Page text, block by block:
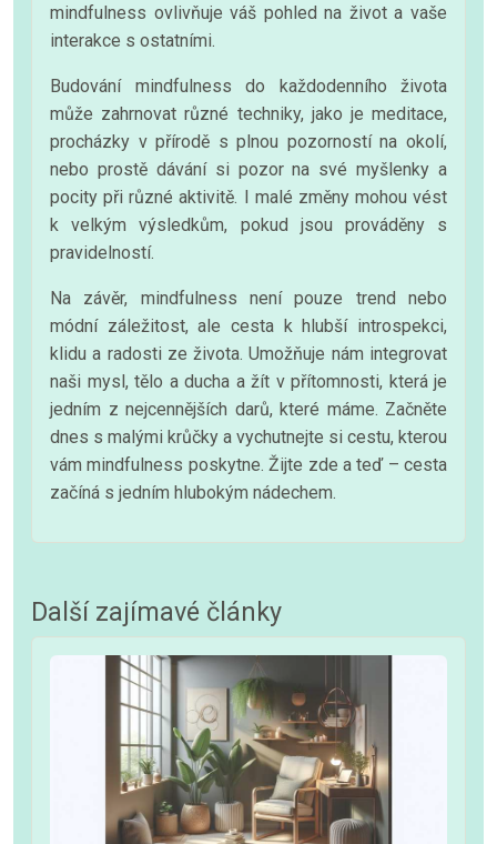
mindfulness ovlivňuje váš pohled na život a vaše
interakce s ostatními.
Budování mindfulness do každodenního života
může zahrnovat různé techniky, jako je meditace,
procházky v přírodě s plnou pozorností na okolí,
nebo prostě dávání si pozor na své myšlenky a
pocity při různé aktivitě. I malé změny mohou vést
k velkým výsledkům, pokud jsou prováděny s
pravidelností.
Na závěr, mindfulness není pouze trend nebo
módní záležitost, ale cesta k hlubší introspekci,
klidu a radosti ze života. Umožňuje nám integrovat
naši mysl, tělo a ducha a žít v přítomnosti, která je
jedním z nejcennějších darů, které máme. Začněte
dnes s malými krůčky a vychutnejte si cestu, kterou
vám mindfulness poskytne. Žijte zde a teď – cesta
začíná s jedním hlubokým nádechem.
Další zajímavé články